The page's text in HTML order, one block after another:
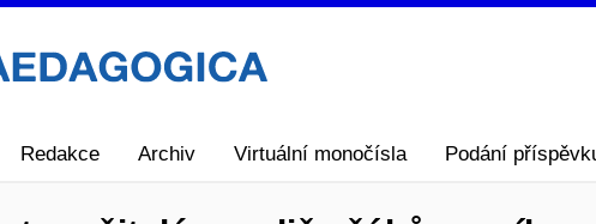
Redakce Archiv Virtuální monočísla Podání